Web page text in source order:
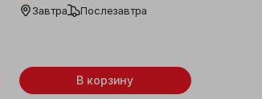
Завтра
Послезавтра
В корзину